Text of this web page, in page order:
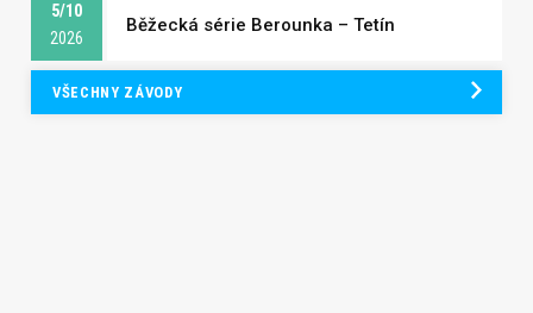
5/10
2026
Běžecká série Berounka – Tetín
VŠECHNY ZÁVODY